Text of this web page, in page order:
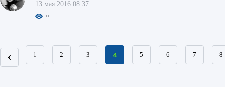
13 мая 2016 08:37
‹ 1 2 3 4 5 6 7 8